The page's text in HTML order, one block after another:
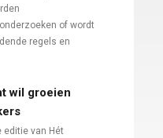
of wordt
regels en
wil groeien
editie van Hét